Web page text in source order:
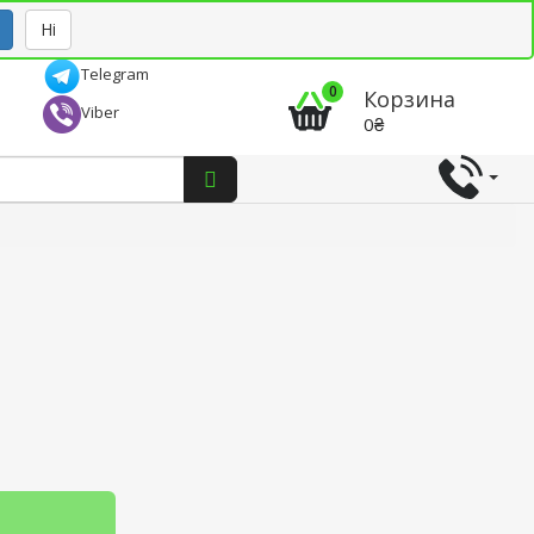
Ні
Telegram
Viber
0 Корзина
0₴